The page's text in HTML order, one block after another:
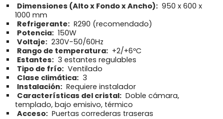
Dimensiones (Alto x Fondo x Ancho): 950 x 600 x
1000 mm
Refrigerante: R290 (recomendado)
Potencia: 150W
Voltaje: 230V-50/60Hz
Rango de temperatura: +2/+6ºC
Estantes: 3 estantes regulables
Tipo de frío: Ventilado
Clase climática: 3
Instalación: Requiere instalador
Características del cristal: Doble cámara,
templado, bajo emisivo, térmico
Acceso: Puertas correderas traseras